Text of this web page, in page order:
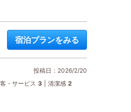
宿泊プランをみる
投稿日：2026/2/20
・サービス 3 清潔感 2